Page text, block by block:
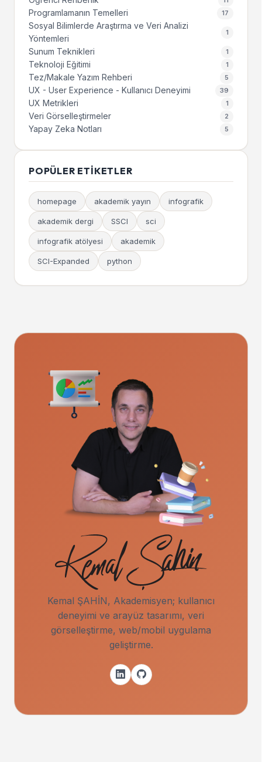
Programlamanın Temelleri 17
Sosyal Bilimlerde Araştırma ve Veri Analizi
Yöntemleri
1
Sunum Teknikleri 1
Teknoloji Eğitimi 1
Tez/Makale Yazım Rehberi 5
UX - User Experience - Kullanıcı Deneyimi 39
UX Metrikleri 1
Veri Görselleştirmeler 2
Yapay Zeka Notları 5
POPÜLER ETIKETLER
homepage akademik yayın infografik
akademik dergi SSCI sci
infografik atölyesi akademik
SCI-Expanded python
Kemal ŞAHİN, Akademisyen; kullanıcı
deneyimi ve arayüz tasarımı, veri
görselleştirme, web/mobil uygulama
geliştirme.